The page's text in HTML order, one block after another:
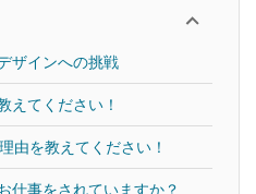
ザインへの挑戦
えてください！
由を教えてください！
仕事をされていますか？